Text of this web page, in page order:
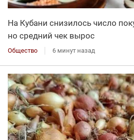
На Кубани снизилось число
но средний чек вырос
Общество 6 минут назад